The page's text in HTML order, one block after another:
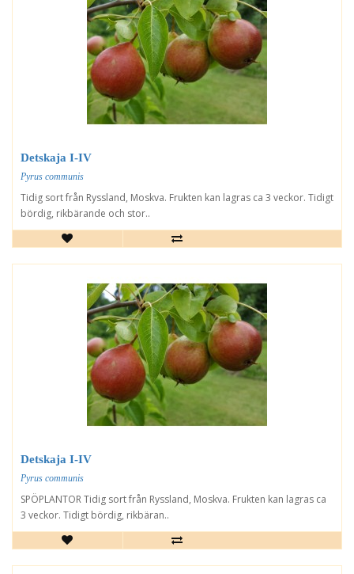
Detskaja I-IV
Pyrus communis
Tidig sort från Ryssland, Moskva. Frukten kan lagras ca 3 veckor. Tidigt
bördig, rikbärande och stor..
Detskaja I-IV
Pyrus communis
SPÖPLANTOR Tidig sort från Ryssland, Moskva. Frukten kan lagras ca
3 veckor. Tidigt bördig, rikbäran..